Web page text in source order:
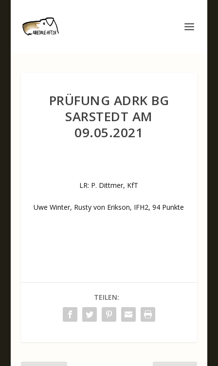
PRÜFUNG ADRK BG
SARSTEDT AM
09.05.2021
LR: P. Dittmer, KfT
Uwe Winter, Rusty von Erikson, IFH2, 94 Punkte
TEILEN: